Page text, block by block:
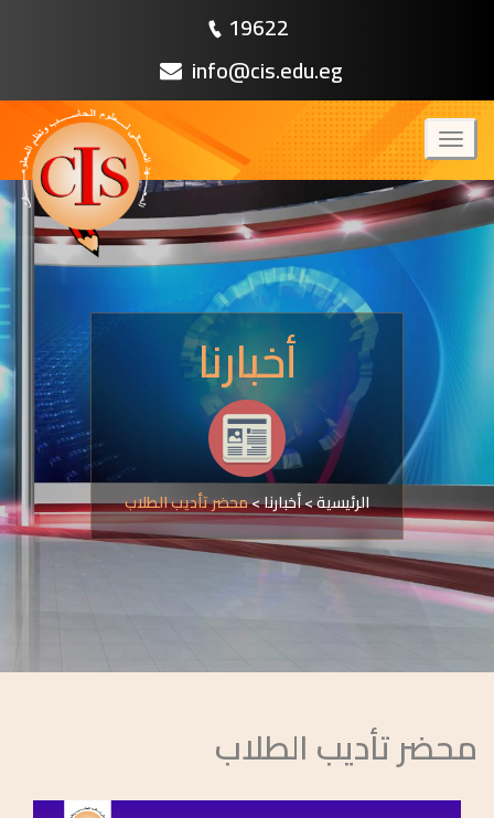
19622
info@cis.edu.eg
أخبارنا
الرئيسية>أخبارنا>محضر تأديب الطلاب
محضر تأديب الطلاب